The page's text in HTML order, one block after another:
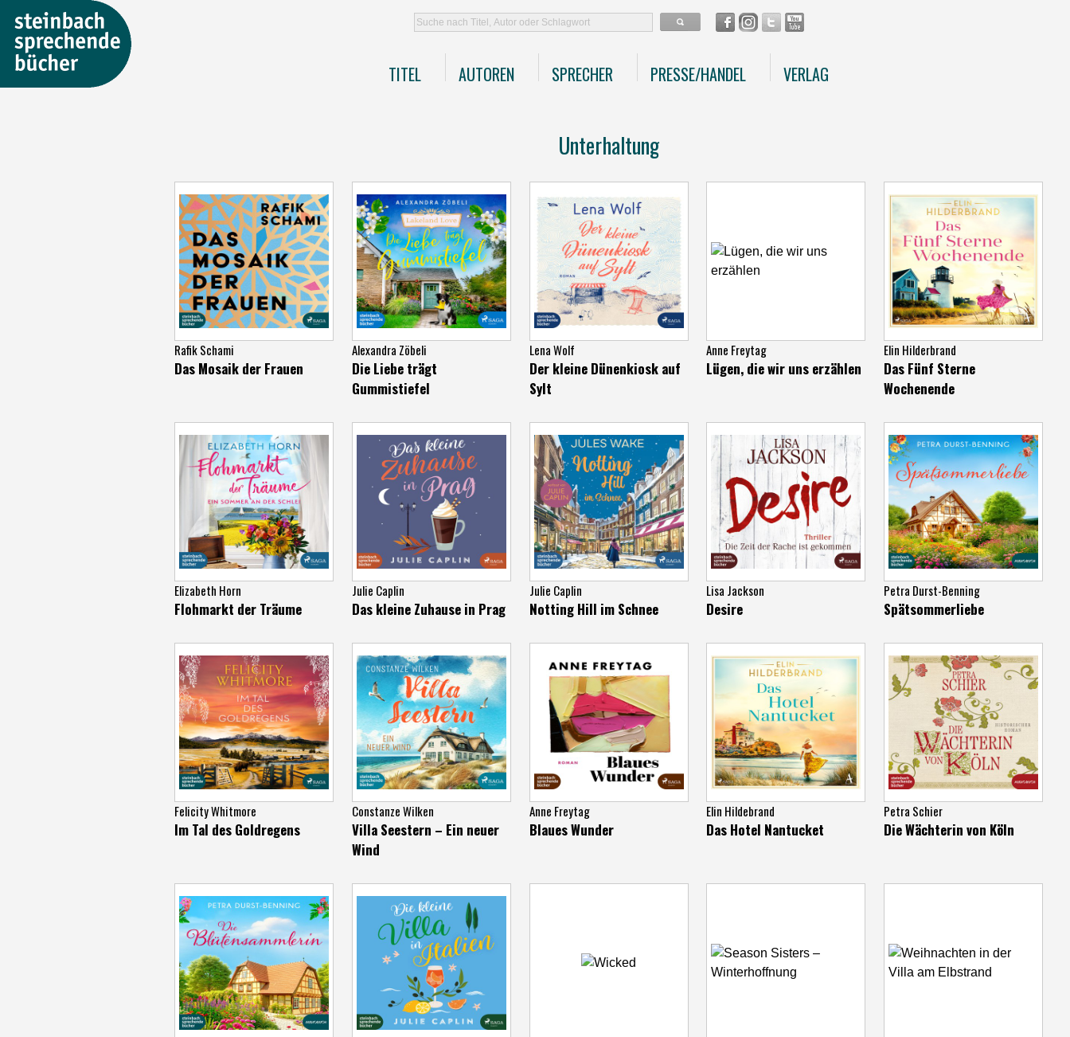
TITEL AUTOREN SPRECHER PRESSE/HANDEL VERLAG
Unterhaltung
Rafik Schami
Das Mosaik der Frauen
Alexandra Zöbeli
Die Liebe trägt
Gummistiefel
Lena Wolf
Der kleine Dünenkiosk auf
Sylt
Anne Freytag
Lügen, die wir uns erzählen
Elin Hilderbrand
Das Fünf Sterne
Wochenende
Elizabeth Horn
Flohmarkt der Träume
Julie Caplin
Das kleine Zuhause in Prag
Julie Caplin
Notting Hill im Schnee
Lisa Jackson
Desire
Petra Durst-Benning
Spätsommerliebe
Felicity Whitmore
Im Tal des Goldregens
Constanze Wilken
Villa Seestern – Ein neuer
Wind
Anne Freytag
Blaues Wunder
Elin Hildebrand
Das Hotel Nantucket
Petra Schier
Die Wächterin von Köln